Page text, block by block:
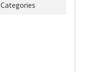
Categories